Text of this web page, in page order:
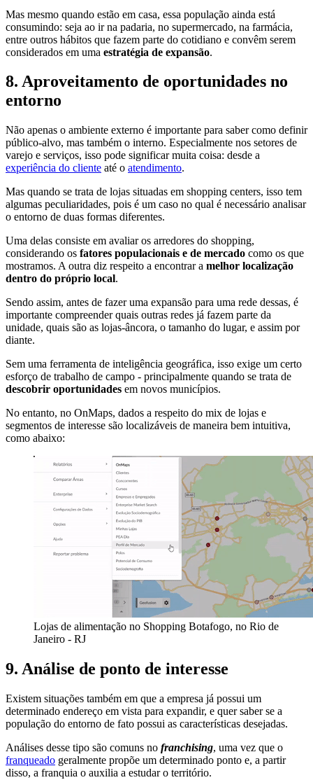
Mas mesmo quando estão em casa, essa população ainda está
consumindo: seja ao ir na padaria, no supermercado, na farmácia,
entre outros hábitos que fazem parte do cotidiano e convêm serem
considerados em uma estratégia de expansão.
8. Aproveitamento de oportunidades no
entorno
Não apenas o ambiente externo é importante para saber como definir
público-alvo, mas também o interno. Especialmente nos setores de
varejo e serviços, isso pode significar muita coisa: desde a
experiência do cliente até o atendimento.
Mas quando se trata de lojas situadas em shopping centers, isso tem
algumas peculiaridades, pois é um caso no qual é necessário analisar
o entorno de duas formas diferentes.
Uma delas consiste em avaliar os arredores do shopping,
considerando os fatores populacionais e de mercado como os que
mostramos. A outra diz respeito a encontrar a melhor localização
dentro do próprio local.
Sendo assim, antes de fazer uma expansão para uma rede dessas, é
importante compreender quais outras redes já fazem parte da
unidade, quais são as lojas-âncora, o tamanho do lugar, e assim por
diante.
Sem uma ferramenta de inteligência geográfica, isso exige um certo
esforço de trabalho de campo - principalmente quando se trata de
descobrir oportunidades em novos municípios.
No entanto, no OnMaps, dados a respeito do mix de lojas e
segmentos de interesse são localizáveis de maneira bem intuitiva,
como abaixo:
Lojas de alimentação no Shopping Botafogo, no Rio de
Janeiro - RJ
9. Análise de ponto de interesse
Existem situações também em que a empresa já possui um
determinado endereço em vista para expandir, e quer saber se a
população do entorno de fato possui as características desejadas.
Análises desse tipo são comuns no franchising, uma vez que o
franqueado geralmente propõe um determinado ponto e, a partir
disso, a franquia o auxilia a estudar o território.